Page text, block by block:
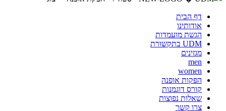
דף הבית
אודותינו
הגשת מועמדות
UDM בתקשורת
מגזינים
men
women
הפקות אופנה
קורס דוגמנות
שאלות נפוצות
צרו קשר